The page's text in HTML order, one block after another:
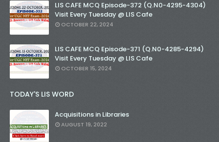
LIS CAFE MCQ Episode-372 (Q.N0-4295-4304)
Visit Every Tuesday @ LIS Cafe
OCTOBER 22, 2024
LIS CAFE MCQ Episode-371 (Q.N0-4285-4294)
Visit Every Tuesday @ LIS Cafe
OCTOBER 15, 2024
TODAY'S LIS WORD
Acquisitions in Libraries
AUGUST 19, 2022